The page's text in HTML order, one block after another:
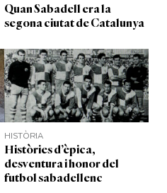
Quan Sabadell era la
segona ciutat de Catalunya
HISTÒRIA
Històries d’èpica,
desventura i honor del
futbol sabadellenc